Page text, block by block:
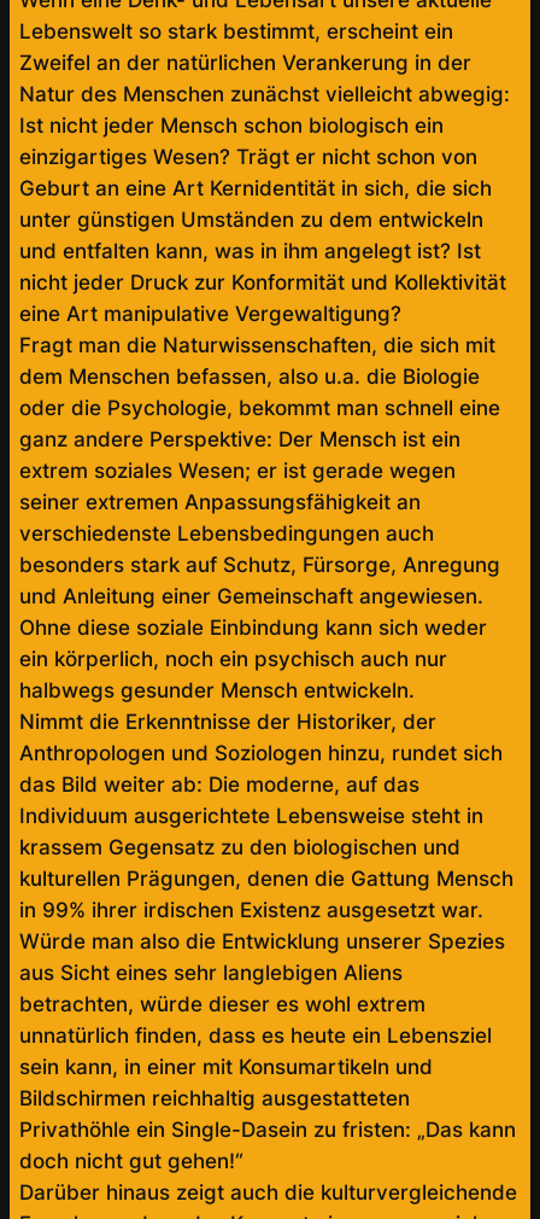
Lebenswelt so stark bestimmt, erscheint ein
Zweifel an der natürlichen Verankerung in der
Natur des Menschen zunächst vielleicht abwegig:
Ist nicht jeder Mensch schon biologisch ein
einzigartiges Wesen? Trägt er nicht schon von
Geburt an eine Art Kernidentität in sich, die sich
unter günstigen Umständen zu dem entwickeln
und entfalten kann, was in ihm angelegt ist? Ist
nicht jeder Druck zur Konformität und Kollektivität
eine Art manipulative Vergewaltigung?
Fragt man die Naturwissenschaften, die sich mit
dem Menschen befassen, also u.a. die Biologie
oder die Psychologie, bekommt man schnell eine
ganz andere Perspektive: Der Mensch ist ein
extrem soziales Wesen; er ist gerade wegen
seiner extremen Anpassungsfähigkeit an
verschiedenste Lebensbedingungen auch
besonders stark auf Schutz, Fürsorge, Anregung
und Anleitung einer Gemeinschaft angewiesen.
Ohne diese soziale Einbindung kann sich weder
ein körperlich, noch ein psychisch auch nur
halbwegs gesunder Mensch entwickeln.
Nimmt die Erkenntnisse der Historiker, der
Anthropologen und Soziologen hinzu, rundet sich
das Bild weiter ab: Die moderne, auf das
Individuum ausgerichtete Lebensweise steht in
krassem Gegensatz zu den biologischen und
kulturellen Prägungen, denen die Gattung Mensch
in 99% ihrer irdischen Existenz ausgesetzt war.
Würde man also die Entwicklung unserer Spezies
aus Sicht eines sehr langlebigen Aliens
betrachten, würde dieser es wohl extrem
unnatürlich finden, dass es heute ein Lebensziel
sein kann, in einer mit Konsumartikeln und
Bildschirmen reichhaltig ausgestatteten
Privathöhle ein Single-Dasein zu fristen: „Das kann
doch nicht gut gehen!“
Darüber hinaus zeigt auch die kulturvergleichende